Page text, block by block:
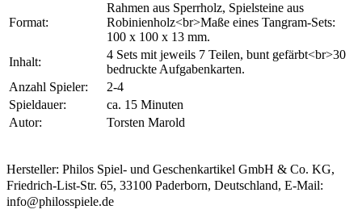
Format:
Rahmen aus Sperrholz, Spielsteine aus
Robinienholz<br>Maße eines Tangram-Sets:
100 x 100 x 13 mm.
Inhalt:
4 Sets mit jeweils 7 Teilen, bunt gefärbt<br>30
bedruckte Aufgabenkarten.
Anzahl Spieler:
2-4
Spieldauer:
ca. 15 Minuten
Autor:
Torsten Marold
Hersteller: Philos Spiel- und Geschenkartikel GmbH & Co. KG,
Friedrich-List-Str. 65, 33100 Paderborn, Deutschland, E-Mail:
info@philosspiele.de